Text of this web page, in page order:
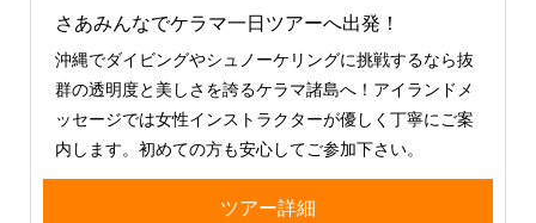
さあみんなでケラマ一日ツアーへ出発！
沖縄でダイビングやシュノーケリングに挑戦するなら抜
群の透明度と美しさを誇るケラマ諸島へ！アイランドメ
ッセージでは女性インストラクターが優しく丁寧にご案
内します。初めての方も安心してご参加下さい。
ツアー詳細